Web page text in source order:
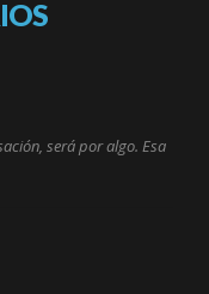
será por algo. Esa